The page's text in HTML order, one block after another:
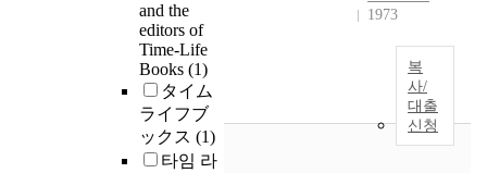
and the
editors of
Time-Life
Books (1)
タイム
ライフブ
ックス (1)
타임 라
1973
복
사/
대출
신청